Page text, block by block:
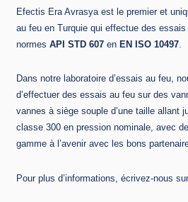
Efectis Era Avrasya est le premier et
au feu en Turquie qui effectue des
normes API STD 607 en EN ISO 10497
Dans notre laboratoire d’essais au feu,
d’effectuer des essais au feu sur des
vannes à siège souple d’une taille allant
classe 300 en pression nominale, avec
gamme à l’avenir avec les bons
Pour plus d’informations, écrivez-nous